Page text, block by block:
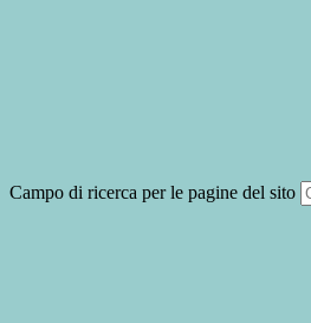
Campo di ricerca per le pagine del sito